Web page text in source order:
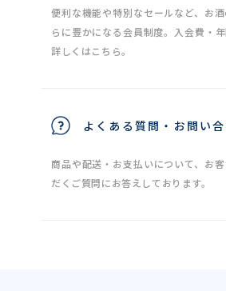
便利な機能や特別なセールなど、お
らに豊かになる会員制度。入会費・年
詳しくはこちら。
よくある質問・お問い
商品や配送・お支払いについて、お
だくご質問にお答えしております。